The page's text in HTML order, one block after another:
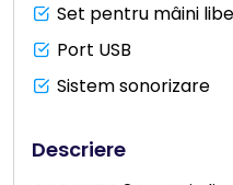
Set pentru mâini
Port USB
Sistem sonorizare
Descriere